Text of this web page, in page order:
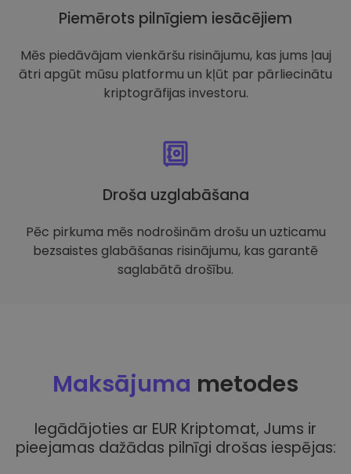
Piemērots pilnīgiem iesācējiem
Mēs piedāvājam vienkāršu risinājumu, kas jums ļauj
ātri apgūt mūsu platformu un kļūt par pārliecinātu
kriptogrāfijas investoru.
Droša uzglabāšana
Pēc pirkuma mēs nodrošinām drošu un uzticamu
bezsaistes glabāšanas risinājumu, kas garantē
saglabātā drošību.
Maksājuma metodes
Iegādājoties ar EUR Kriptomat, Jums ir
pieejamas dažādas pilnīgi drošas iespējas: